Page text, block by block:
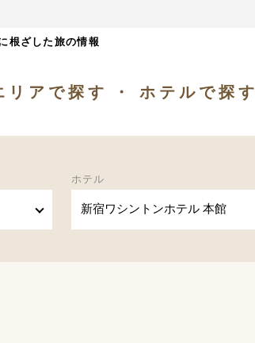
根ざした旅の情報
リアで探す ホテルで探す
ホテル
新宿ワシントンホテル 本館